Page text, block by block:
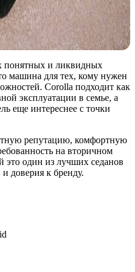
понятных и ликвидных
машина для тех, кому нужен
Corolla подходит как
эксплуатации в семье, а
еще интереснее с точки
репутацию, комфортную
на вторичном
это один из лучших седанов
доверия к бренду.